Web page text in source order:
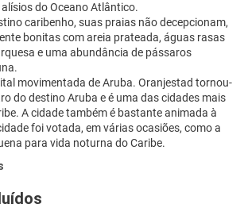
do Oceano Atlântico.
caribenho, suas praias não decepcionam,
bonitas com areia prateada, águas rasas
e uma abundância de pássaros
movimentada de Aruba. Oranjestad tornou-
do destino Aruba e é uma das cidades mais
A cidade também é bastante animada à
foi votada, em várias ocasiões, como a
para vida noturna do Caribe.